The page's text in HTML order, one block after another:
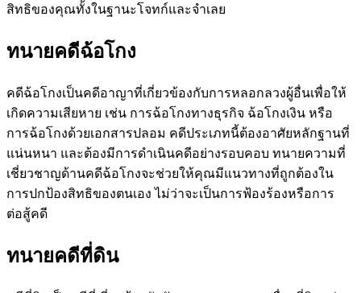
สิทธิของคุณทั้งในฐานะโจทก์และจำเลย
ทนายคดีฉ้อโกง
คดีฉ้อโกงเป็นคดีอาญาที่เกี่ยวข้องกับการหลอกลวงผู้อื่นเพื่อให้
เกิดความเสียหาย เช่น การฉ้อโกงทางธุรกิจ ฉ้อโกงเงิน หรือ
การฉ้อโกงด้วยเอกสารปลอม คดีประเภทนี้ต้องอาศัยหลักฐานที่
แน่นหนา และต้องมีการดำเนินคดีอย่างรอบคอบ ทนายความที่
เชี่ยวชาญด้านคดีฉ้อโกงจะช่วยให้คุณมีแนวทางที่ถูกต้องใน
การปกป้องสิทธิของตนเอง ไม่ว่าจะเป็นการฟ้องร้องหรือการ
ต่อสู้คดี
ทนายคดีที่ดิน